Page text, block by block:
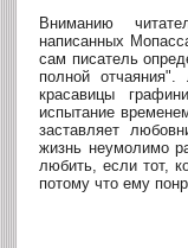
Вниманию
написанных
сам писатель
полной
красавицы
испытание
заставляет
жизнь неумолимо
любить, если тот,
потому что ему